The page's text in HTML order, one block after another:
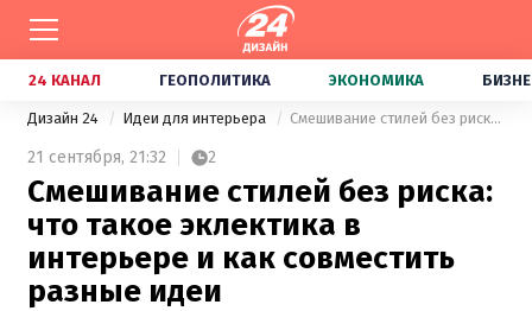
24 КАНАЛ ГЕОПОЛИТИКА ЭКОНОМИКА
Дизайн 24 Идеи для интерьера Смешивание стилей без риска: что такое эклектика в интерьере и как совместить разные идеи
21 сентября, 21:32 2
Смешивание стилей без риска:
что такое эклектика в
интерьере и как совместить
разные идеи